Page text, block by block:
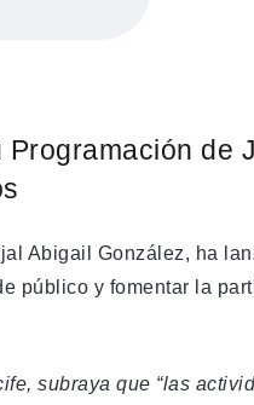
de
Abigail González, ha
público y fomentar la
subraya que “las